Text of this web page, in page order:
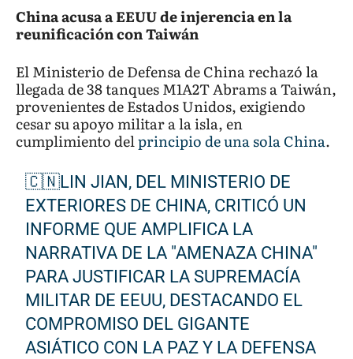
China acusa a EEUU de injerencia en la
reunificación con Taiwán
El Ministerio de Defensa de China rechazó la
llegada de 38 tanques M1A2T Abrams a Taiwán,
provenientes de Estados Unidos, exigiendo
cesar su apoyo militar a la isla, en
cumplimiento delprincipio de una sola China.
🇨🇳LIN JIAN, DEL MINISTERIO DE
EXTERIORES DE CHINA, CRITICÓ UN
INFORME QUE AMPLIFICA LA
NARRATIVA DE LA "AMENAZA CHINA"
PARA JUSTIFICAR LA SUPREMACÍA
MILITAR DE EEUU, DESTACANDO EL
COMPROMISO DEL GIGANTE
ASIÁTICO CON LA PAZ Y LA DEFENSA